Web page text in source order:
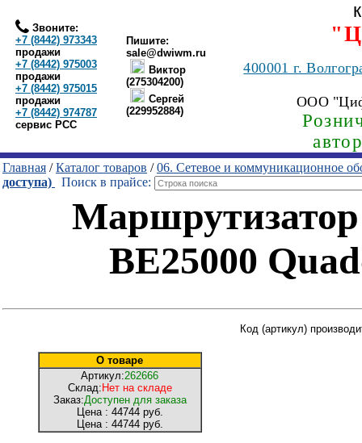
Звоните:
+7 (8442) 973343
продажи
+7 (8442) 975003
продажи
+7 (8442) 975015
продажи
+7 (8442) 974787
сервис РСС
Пишите:
sale@dwiwm.ru
Виктор
(275304200)
Сергей
(229952884)
400001г.
ООО
Главная /Каталог товаров /06. Сетевое и коммуникационное
доступа)
Поиск в прайсе:
BE25000
О товаре
Артикул:262666
Склад: Нет на складе
Заказ:Доступен для заказа
Цена : 44744 руб.
Цена : 44744 руб.
Код (артикул)